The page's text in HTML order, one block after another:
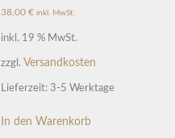
38,00€ inkl. MwSt.
inkl. 19 % MwSt.
zzgl. Versandkosten
Lieferzeit:3-5 Werktage
In den Warenkorb